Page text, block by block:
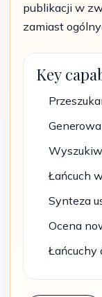
publikacji w
zamiast
Key
Łańcuch
Synteza
Ocena